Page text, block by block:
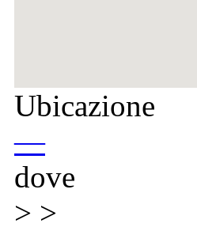
Ubicazione
—
dove
> >